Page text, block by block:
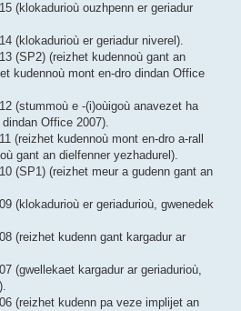
(klokadurioù ouzhpenn er geriadur
(klokadurioù er geriadur niverel).
(SP2) (reizhet kudennoù gant an
kudennoù mont en-dro dindan Office
(stummoù e -(i)oùigoù anavezet ha
Office 2007).
(reizhet kudennoù mont en-dro a-rall
gant an dielfenner yezhadurel).
(SP1) (reizhet meur a gudenn gant an
(klokadurioù er geriadurioù, gwenedek
(reizhet kudenn gant kargadur ar
(gwellekaet kargadur ar geriadurioù,
(reizhet kudenn pa veze implijet an